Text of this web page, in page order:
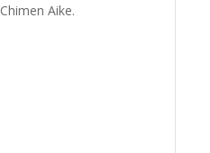
Aike.